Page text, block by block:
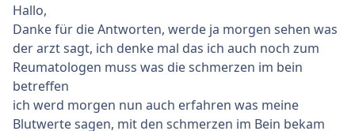
Hallo,
Danke für die Antworten, werde ja morgen sehen was
der arzt sagt, ich denke mal das ich auch noch zum
Reumatologen muss was die schmerzen im bein
betreffen
ich werd morgen nun auch erfahren was meine
Blutwerte sagen, mit den schmerzen im Bein bekam